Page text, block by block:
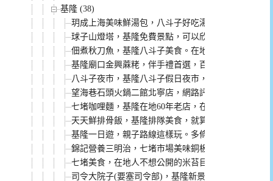
基隆 (38)
玥成上海美味鮮湯包，八斗子好吃湯包，在地人都愛
球子山燈塔，基隆免費景點，可以欣賞基隆港美景。
佃煮秋刀魚，基隆八斗子美食。在地人大推隱藏版小
基隆廟口金興蔴粩，伴手禮首選，百年老店必買花生
八斗子夜市，基隆八斗子假日夜市，在地人愛逛的周
望海巷石頭火鍋二館北寧店，網路評價很高，但我覺
七堵咖哩麵，基隆在地60年老店，在地人推薦銅板美
天天鮮排骨飯，基隆排隊美食，就算老闆說東西很油
基隆一日遊，親子路線這樣玩。多條路線，就算不開
錦記營養三明治，七堵市場美味銅板美食，三個只要
七堵美食，在地人不想公開的米苔目冰就是這一家，
司令大院子(要塞司令部)，基隆新景點，百年軍武重